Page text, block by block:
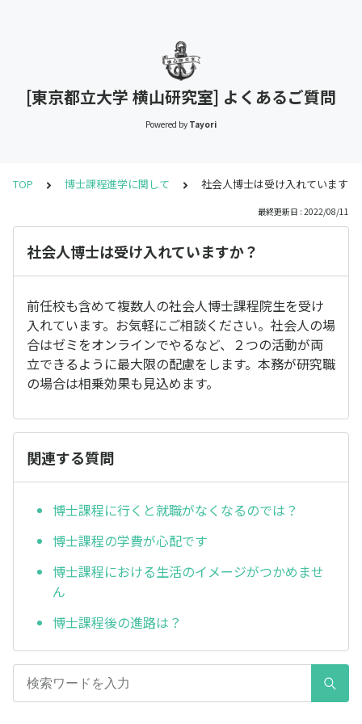
[東京都立大学 横山研究室] よくあるご質問
Powered by Tayori
TOP 博士課程進学に関して 社会人博士は受け入れていますか
最終更新日 : 2022/08/11
社会人博士は受け入れていますか？
前任校も含めて複数人の社会人博士課程院生を受け
入れています。お気軽にご相談ください。社会人の場
合はゼミをオンラインでやるなど、２つの活動が両
立できるように最大限の配慮をします。本務が研究職
の場合は相乗効果も見込めます。
関連する質問
博士課程に行くと就職がなくなるのでは？
博士課程の学費が心配です
博士課程における生活のイメージがつかめませ
ん
博士課程後の進路は？